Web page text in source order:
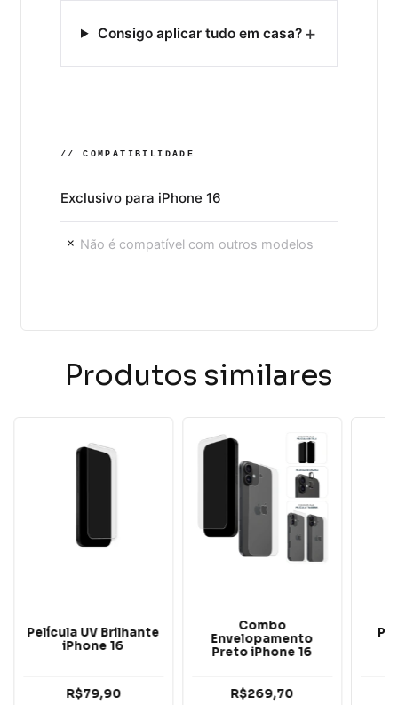
Consigo aplicar tudo em casa? +
// COMPATIBILIDADE
Exclusivo para iPhone 16
× Não é compatível com outros modelos
Produtos similares
Película UV Brilhante
iPhone 16
R$79,90
Combo
Envelopamento
Preto iPhone 16
R$269,70